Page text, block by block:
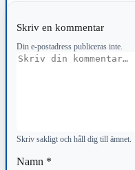
Skriv en kommentar
Din e-postadress publiceras inte.
Kommentar
Skriv sakligt och håll dig till ämnet.
Namn *